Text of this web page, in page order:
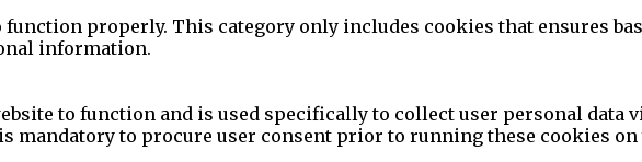
function properly. This category only includes cookies that ensures
information.
to function and is used specifically to collect user personal data
mandatory to procure user consent prior to running these cookies on